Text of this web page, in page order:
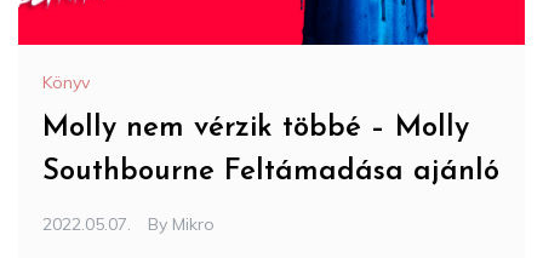
Könyv
Molly nem vérzik többé – Molly
Southbourne Feltámadása ajánló
2022.05.07. By Mikro